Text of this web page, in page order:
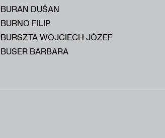
BURAN DUŠAN
BURNO FILIP
BURSZTA WOJCIECH JÓZEF
BUSER BARBARA